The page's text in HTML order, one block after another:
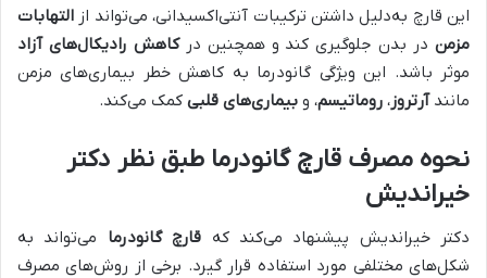
این قارچ به‌دلیل داشتن ترکیبات آنتی‌اکسیدانی، می‌تواند از التهابات
مزمندر بدن جلوگیری کند و همچنین درکاهش رادیکال‌های آزاد
موثر باشد. این ویژگی گانودرما به کاهش خطر بیماری‌های مزمن
مانندآرتروز، روماتیسم، و بیماری‌های قلبی کمک می‌کند.
نحوه مصرف قارچ گانودرما طبق نظر دکتر
خیراندیش
دکتر خیراندیش پیشنهاد می‌کند که قارچ گانودرما می‌تواند به
شکل‌های مختلفی مورد استفاده قرار گیرد. برخی از روش‌های مصرف